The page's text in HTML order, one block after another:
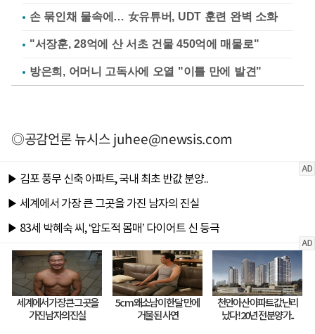
손 묶인채 물속에… 女유튜버, UDT 훈련 완벽 소화
"서장훈, 28억에 산 서초 건물 450억에 매물로"
방은희, 어머니 고독사에 오열 "이틀 만에 발견"
◎공감언론 뉴시스juhee@newsis.com